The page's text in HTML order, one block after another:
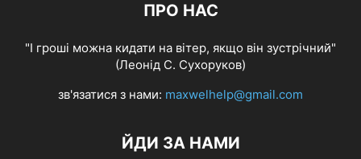
ПРО НАС
"І гроші можна кидати на вітер, якщо він зустрічний"
(Леонід С. Сухоруков)
зв'язатися з нами: maxwelhelp@gmail.com
ЙДИ ЗА НАМИ